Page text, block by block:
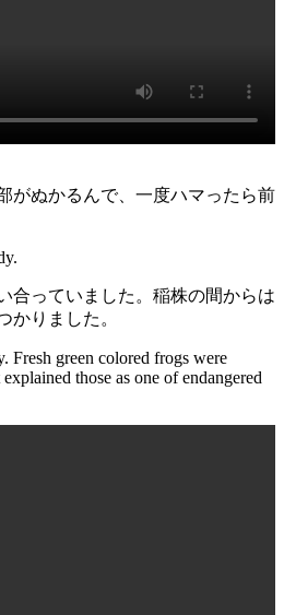
がぬかるんで、一度ハマったら前
合っていました。稲株の間からは
りました。
Fresh green colored frogs were
those as one of endangered